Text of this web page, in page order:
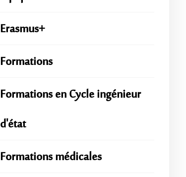
Erasmus+
Formations
Formations en Cycle ingénieur
d'état
Formations médicales